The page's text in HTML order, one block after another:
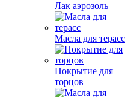
Лак аэрозоль
Масла для терасс
Покрытие для
торцов